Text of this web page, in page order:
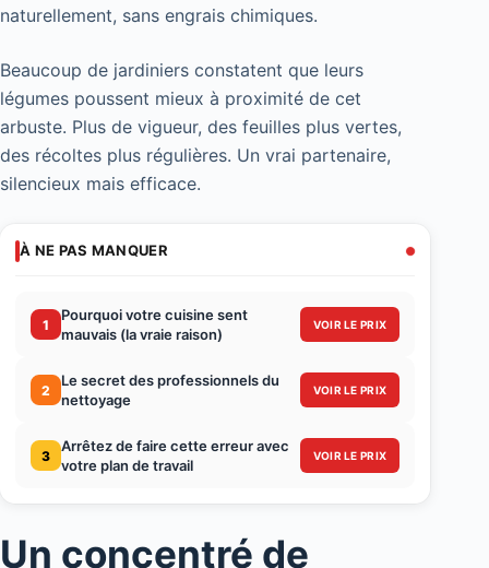
naturellement, sans engrais chimiques.
Beaucoup de jardiniers constatent que leurs
légumes poussent mieux à proximité de cet
arbuste. Plus de vigueur, des feuilles plus vertes,
des récoltes plus régulières. Un vrai partenaire,
silencieux mais efficace.
À NE PAS MANQUER
1
Pourquoi votre cuisine sent
mauvais (la vraie raison)
VOIR LE PRIX
2
Le secret des professionnels du
nettoyage
VOIR LE PRIX
3
Arrêtez de faire cette erreur avec
votre plan de travail
VOIR LE PRIX
Un concentré de